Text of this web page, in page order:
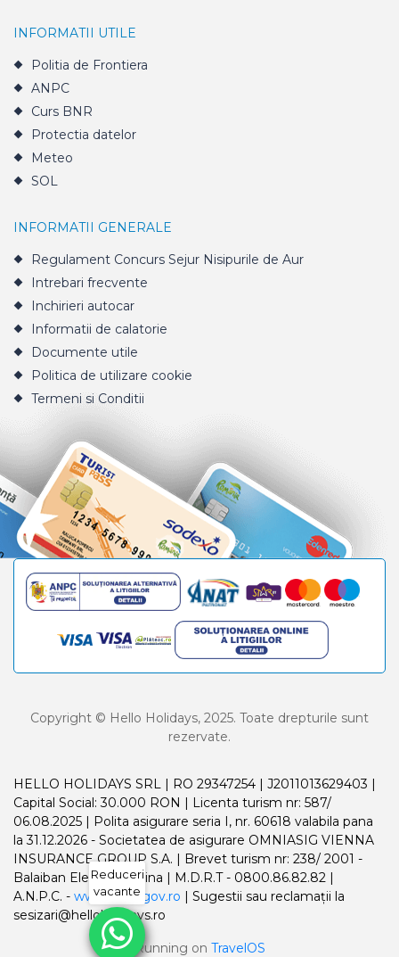
INFORMATII UTILE
Politia de Frontiera
ANPC
Curs BNR
Protectia datelor
Meteo
SOL
INFORMATII GENERALE
Regulament Concurs Sejur Nisipurile de Aur
Intrebari frecvente
Inchirieri autocar
Informatii de calatorie
Documente utile
Politica de utilizare cookie
Termeni si Conditii
Copyright © Hello Holidays, 2025. Toate drepturile sunt
rezervate.
HELLO HOLIDAYS SRL | RO 29347254 | J2011013629403 |
Capital Social: 30.000 RON | Licenta turism nr: 587/
06.08.2025 | Polita asigurare seria I, nr. 60618 valabila pana
la 31.12.2026 - Societatea de asigurare OMNIASIG VIENNA
INSURANCE GROUP S.A. | Brevet turism nr: 238/ 2001 -
Balaiban Elena Madalina | M.D.R.T - 0800.86.82.82 |
A.N.P.C. - www.anpc.gov.ro | Sugestii sau reclamații la
sesizari@helloholidays.ro
Running on TravelOS
Reduceri
vacante